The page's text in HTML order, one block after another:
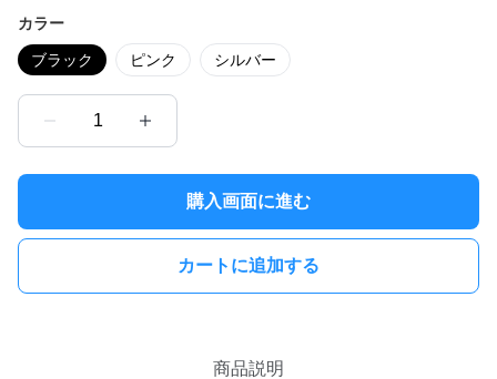
カラー
ブラック ピンク シルバー
1
購入画面に進む
カートに追加する
商品説明